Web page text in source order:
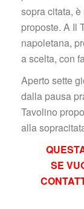
opra citata, è
proposte. A Il
napoletana,
a scelta, con
Aperto sette
dalla pausa
Tavolino
alla
SE